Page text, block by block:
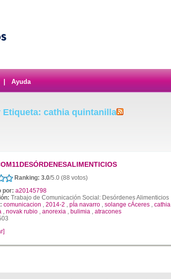
Ayuda
Etiqueta: cathia quintanilla
Ranking: 3.0/5.0 (88 votos)
por: a20145798
Trabajo de Comunicación Social: Desórdenes Alimenticios
comunicacion , 2014-2 , pÍa navarro , solange cÁceres , cathia
, novak rubio , anorexia , bulimia , atracones